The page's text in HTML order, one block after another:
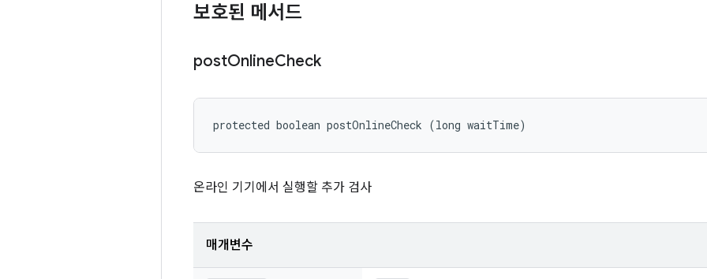
보호된 메서드
postOnlineCheck
protected boolean postOnlineCheck (long waitTime)
온라인 기기에서 실행할 추가 검사
매개변수